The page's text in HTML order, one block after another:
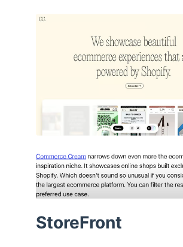
StoreFront